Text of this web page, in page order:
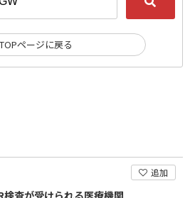
追加
査が受けられる医療機関
TOPページに戻る